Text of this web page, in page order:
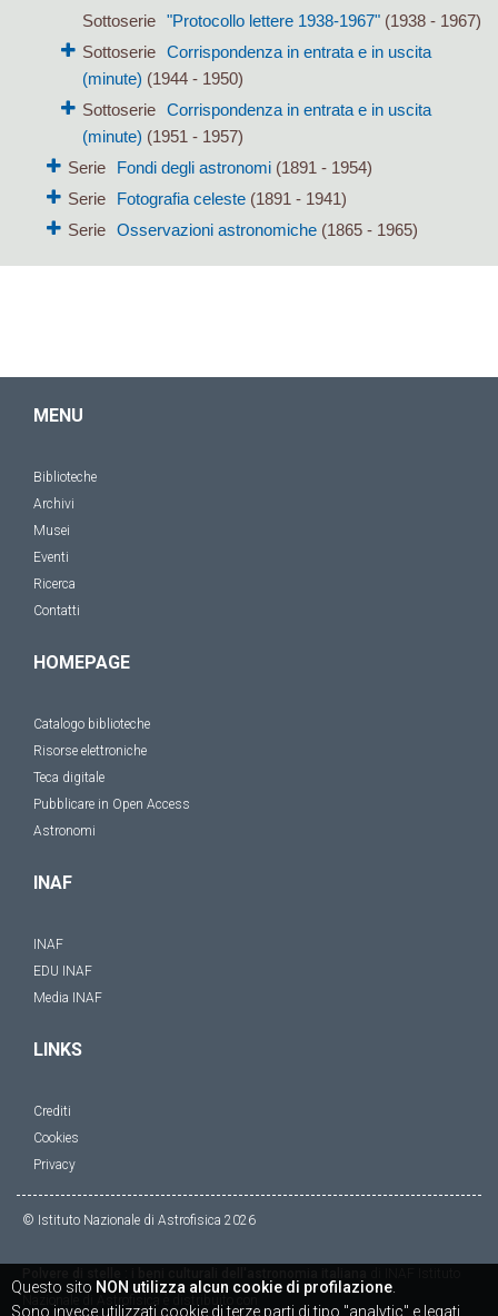
Sottoserie
"Protocollo lettere 1938-1967" (1938 - 1967)
Sottoserie
Corrispondenza in entrata e in uscita
(minute) (1944 - 1950)
Sottoserie
Corrispondenza in entrata e in uscita
(minute) (1951 - 1957)
Serie
Fondi degli astronomi(1891 - 1954)
Serie
Fotografia celeste(1891 - 1941)
Serie Osservazioni astronomiche(1865 - 1965)
MENU
Biblioteche
Archivi
Musei
Eventi
Ricerca
Contatti
HOMEPAGE
Catalogo biblioteche
Risorse elettroniche
Teca digitale
Pubblicare in Open Access
Astronomi
INAF
INAF
EDU INAF
Media INAF
LINKS
Crediti
Cookies
Privacy
© Istituto Nazionale di Astrofisica 2026
Questo sito NON utilizza alcun cookie di profilazione
Sono invece utilizzati cookie di terze parti di tipo "analytic" e legati